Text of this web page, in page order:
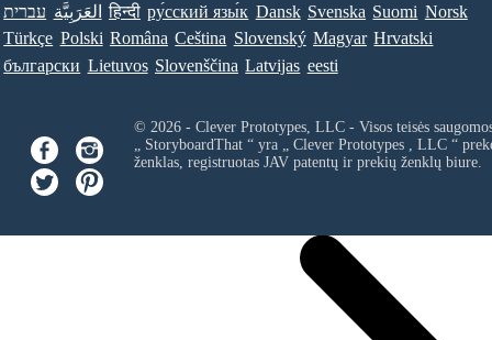
עברית العَرَبِيَّة हिन्दी ру́сский язы́к Dansk Svenska Suomi Norsk
Türkçe Polski Româna Ceština Slovenský Magyar Hrvatski
български Lietuvos Slovenščina Latvijas eesti
© 2026 - Clever Prototypes, LLC - Visos teisės
„ StoryboardThat “ yra „ Clever Prototypes , LLC“
ženklas, registruotas JAV patentų ir prekių ženklų biure.